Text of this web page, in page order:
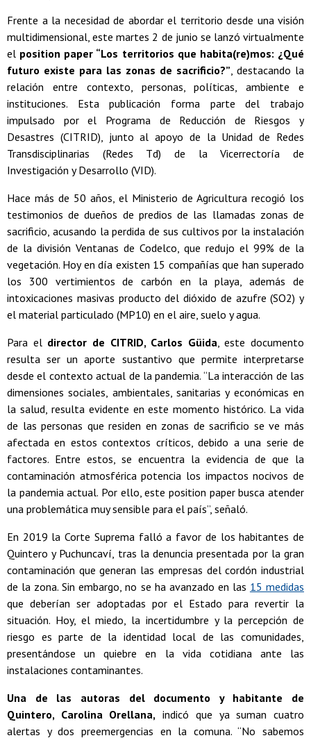
Frente a la necesidad de abordar el territorio desde una visión
multidimensional, este martes 2 de junio se lanzó virtualmente
el position paper “Los territorios que habita(re)mos: ¿Qué
futuro existe para las zonas de sacrificio?” , destacando la
relación entre contexto, personas, políticas, ambiente e
instituciones. Esta publicación forma parte del trabajo
impulsado por el Programa de Reducción de Riesgos y
Desastres (CITRID), junto al apoyo de la Unidad de Redes
Transdisciplinarias (Redes Td) de la Vicerrectoría de
Investigación y Desarrollo (VID).
Hace más de 50 años, el Ministerio de Agricultura recogió los
testimonios de dueños de predios de las llamadas zonas de
sacrificio, acusando la perdida de sus cultivos por la instalación
de la división Ventanas de Codelco, que redujo el 99% de la
vegetación. Hoy en día existen 15 compañías que han superado
los 300 vertimientos de carbón en la playa, además de
intoxicaciones masivas producto del dióxido de azufre (SO2) y
el material particulado (MP10) en el aire, suelo y agua.
Para el director de CITRID, Carlos Güida , este documento
resulta ser un aporte sustantivo que permite interpretarse
desde el contexto actual de la pandemia. “La interacción de las
dimensiones sociales, ambientales, sanitarias y económicas en
la salud, resulta evidente en este momento histórico. La vida
de las personas que residen en zonas de sacrificio se ve más
afectada en estos contextos críticos, debido a una serie de
factores. Entre estos, se encuentra la evidencia de que la
contaminación atmosférica potencia los impactos nocivos de
la pandemia actual. Por ello, este position paper busca atender
una problemática muy sensible para el país”, señaló.
En 2019 la Corte Suprema falló a favor de los habitantes de
Quintero y Puchuncaví, tras la denuncia presentada por la gran
contaminación que generan las empresas del cordón industrial
de la zona. Sin embargo, no se ha avanzado en las 15 medidas
que deberían ser adoptadas por el Estado para revertir la
situación. Hoy, el miedo, la incertidumbre y la percepción de
riesgo es parte de la identidad local de las comunidades,
presentándose un quiebre en la vida cotidiana ante las
instalaciones contaminantes.
Una de las autoras del documento y habitante de
Quintero, Carolina Orellana, indicó que ya suman cuatro
alertas y dos preemergencias en la comuna. “No sabemos